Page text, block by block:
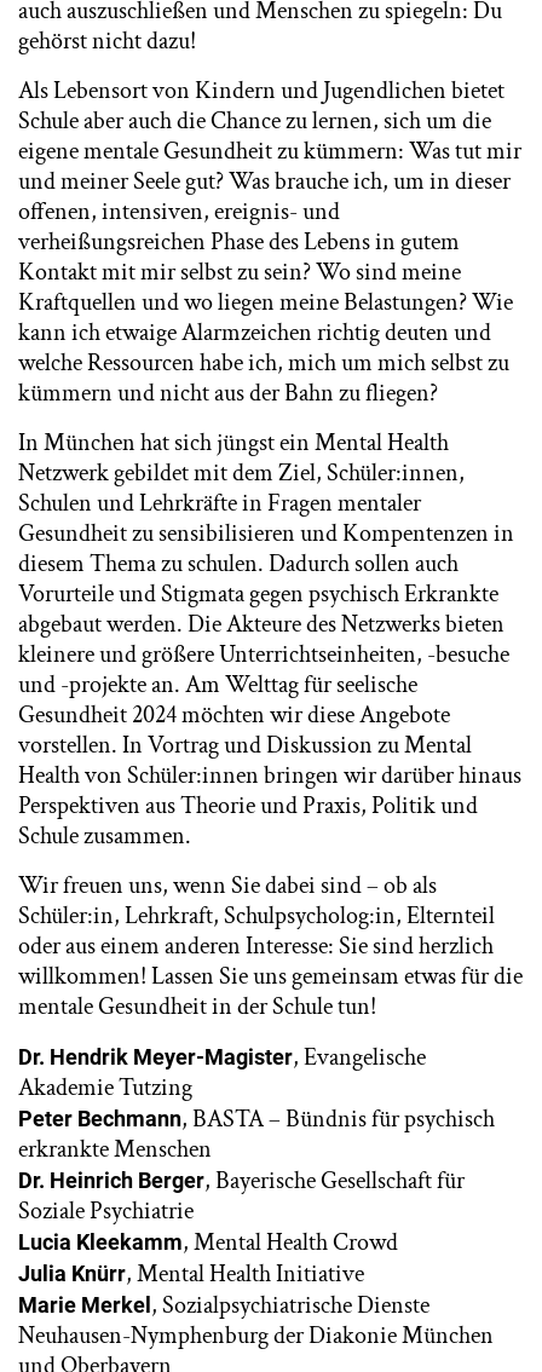
auch auszuschließen und Menschen zu spiegeln: Du
gehörst nicht dazu!
Als Lebensort von Kindern und Jugendlichen bietet
Schule aber auch die Chance zu lernen, sich um die
eigene mentale Gesundheit zu kümmern: Was tut mir
und meiner Seele gut? Was brauche ich, um in dieser
offenen, intensiven, ereignis- und
verheißungsreichen Phase des Lebens in gutem
Kontakt mit mir selbst zu sein? Wo sind meine
Kraftquellen und wo liegen meine Belastungen? Wie
kann ich etwaige Alarmzeichen richtig deuten und
welche Ressourcen habe ich, mich um mich selbst zu
kümmern und nicht aus der Bahn zu fliegen?
In München hat sich jüngst ein Mental Health
Netzwerk gebildet mit dem Ziel, Schüler:innen,
Schulen und Lehrkräfte in Fragen mentaler
Gesundheit zu sensibilisieren und Kompentenzen in
diesem Thema zu schulen. Dadurch sollen auch
Vorurteile und Stigmata gegen psychisch Erkrankte
abgebaut werden. Die Akteure des Netzwerks bieten
kleinere und größere Unterrichtseinheiten, -besuche
und -projekte an. Am Welttag für seelische
Gesundheit 2024 möchten wir diese Angebote
vorstellen. In Vortrag und Diskussion zu Mental
Health von Schüler:innen bringen wir darüber hinaus
Perspektiven aus Theorie und Praxis, Politik und
Schule zusammen.
Wir freuen uns, wenn Sie dabei sind – ob als
Schüler:in, Lehrkraft, Schulpsycholog:in, Elternteil
oder aus einem anderen Interesse: Sie sind herzlich
willkommen! Lassen Sie uns gemeinsam etwas für die
mentale Gesundheit in der Schule tun!
Dr. Hendrik Meyer-Magister, Evangelische
Akademie Tutzing
Peter Bechmann, BASTA – Bündnis für psychisch
erkrankte Menschen
Dr. Heinrich Berger, Bayerische Gesellschaft für
Soziale Psychiatrie
Lucia Kleekamm, Mental Health Crowd
Julia Knürr, Mental Health Initiative
Marie Merkel , Sozialpsychiatrische Dienste
Neuhausen-Nymphenburg der Diakonie München